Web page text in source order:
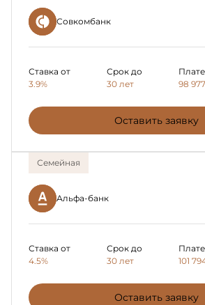
Совкомбанк
Ставка от
3.9%
Срок до
30 лет
98 977
Оставить заявку
Семейная
Альфа-банк
Ставка от
4.5%
Срок до
30 лет
101
Оставить заявку